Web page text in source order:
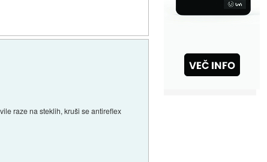
raze na steklih, kruši se antireflex